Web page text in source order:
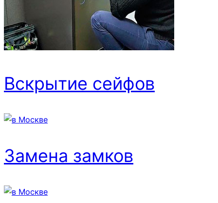
Вскрытие сейфов
Замена замков